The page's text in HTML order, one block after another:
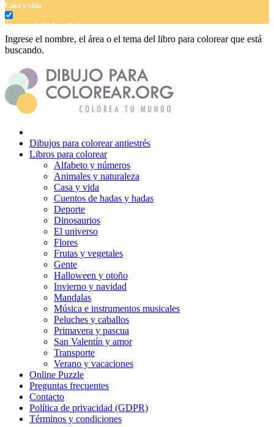
Casa y vida
Cuentos de hadas y hadas
Deporte
Dinosaurios
El universo
Flores
Gente
Halloween y otoño
Invierno y navidad
Música e instrumentos musicales
Peluches y caballos
Primavera y pascua
San Valentín y amor
Verano y vacaciones
Libros para colorear para niños
Sin categorizar
Ingrese el nombre, el área o el tema del libro para colorear que está
buscando.
Dibujos para colorear antiestrés
Libros para colorear
Alfabeto y números
Animales y naturaleza
Casa y vida
Cuentos de hadas y hadas
Deporte
Dinosaurios
El universo
Flores
Frutas y vegetales
Gente
Halloween y otoño
Invierno y navidad
Mandalas
Música e instrumentos musicales
Peluches y caballos
Primavera y pascua
San Valentín y amor
Transporte
Verano y vacaciones
Online Puzzle
Preguntas frecuentes
Contacto
Política de privacidad (GDPR)
Términos y condiciones